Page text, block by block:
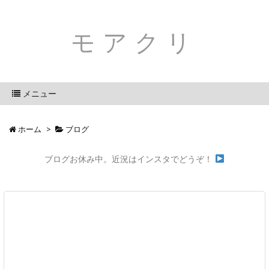
モアクリ
メニュー
ホーム > ブログ
ブログお休み中。近況はインスタでどうぞ！